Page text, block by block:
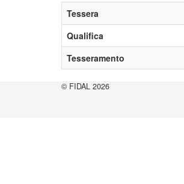
Tessera
Qualifica
Tesseramento
© FIDAL 2026